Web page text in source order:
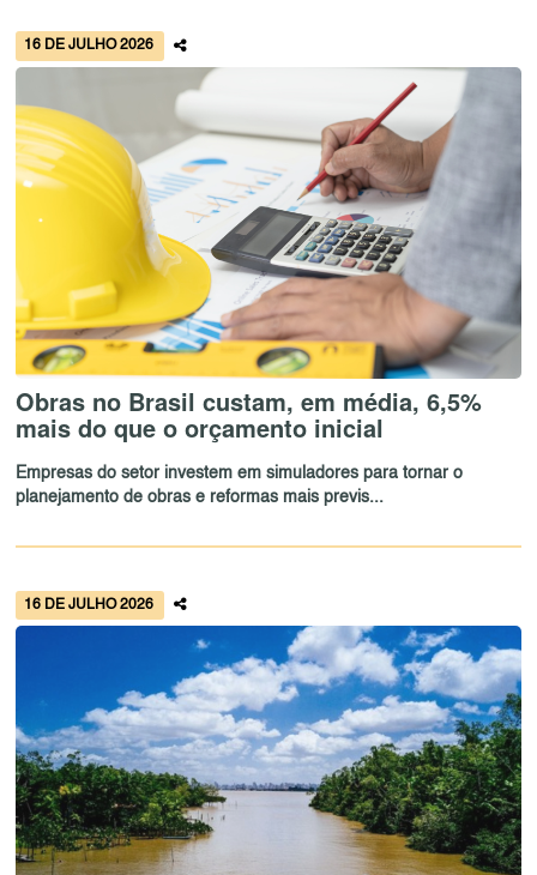
16 DE JULHO 2026
Obras no Brasil custam, em média, 6,5%
mais do que o orçamento inicial
Empresas do setor investem em simuladores para tornar o
planejamento de obras e reformas mais previs...
16 DE JULHO 2026